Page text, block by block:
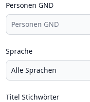
Personen GND
Sprache
Titel Stichwörter